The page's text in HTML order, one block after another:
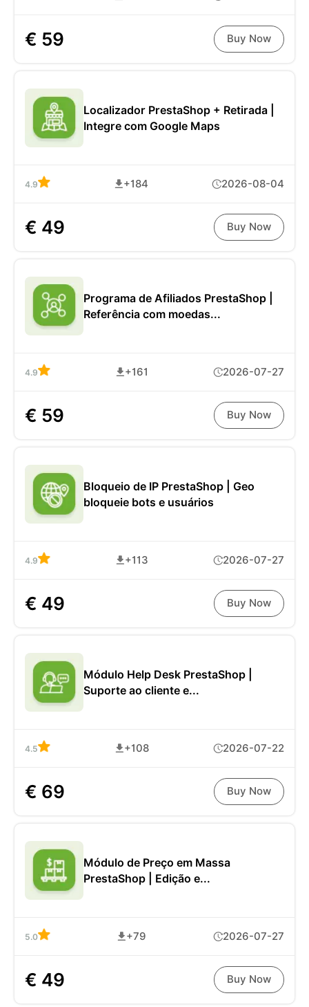
€ 59 Buy Now
Localizador PrestaShop + Retirada |
Integre com Google Maps
4.9 +184 2026-08-04
€ 49 Buy Now
Programa de Afiliados PrestaShop |
Referência com moedas...
4.9 +161 2026-07-27
€ 59 Buy Now
Bloqueio de IP PrestaShop | Geo
bloqueie bots e usuários
4.9 +113 2026-07-27
€ 49 Buy Now
Módulo Help Desk PrestaShop |
Suporte ao cliente e...
4.5 +108 2026-07-22
€ 69 Buy Now
Módulo de Preço em Massa
PrestaShop | Edição e...
5.0 +79 2026-07-27
€ 49 Buy Now